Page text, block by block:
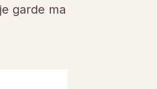
garde ma